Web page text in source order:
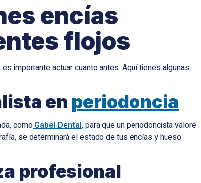
encías
flojos
, es importante actuar cuanto antes. Aquí tienes algunas
en periodoncia
comoGabel Dental, para que un periodoncista valore
se determinará el estado de tus encías y hueso
profesional